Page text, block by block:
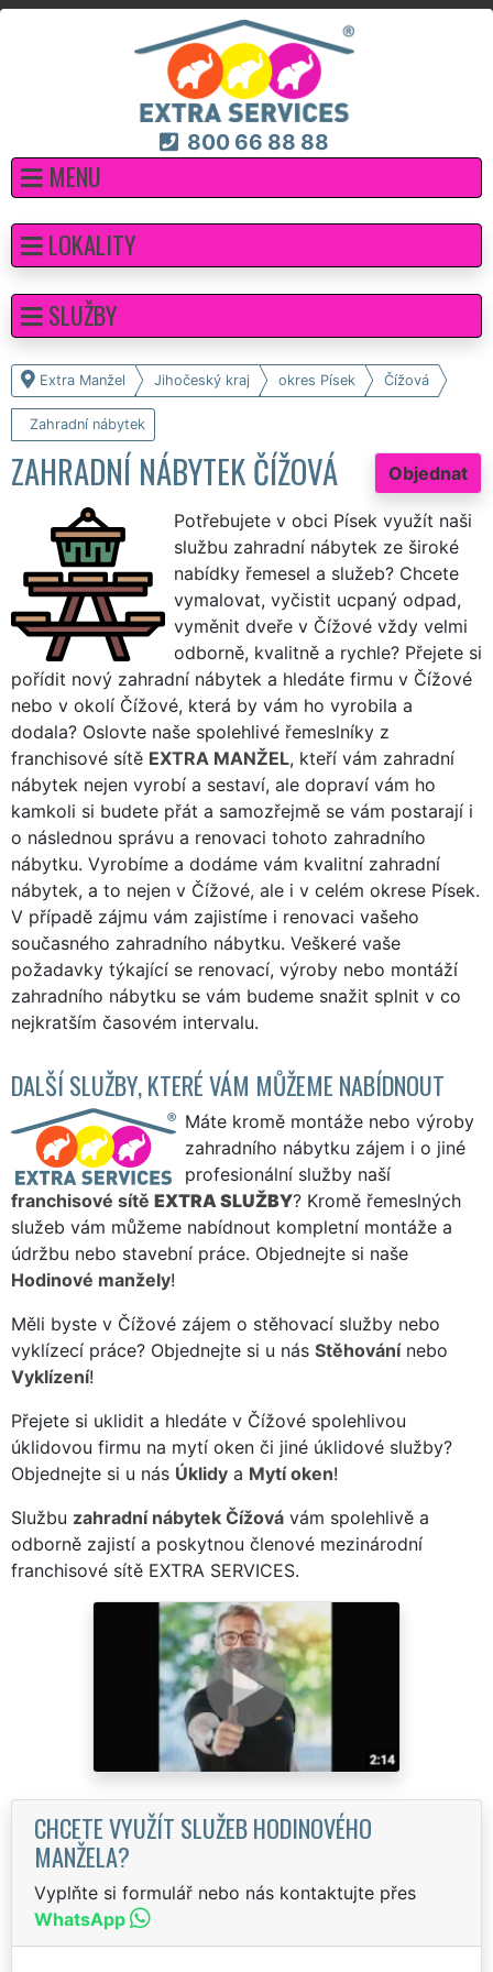
800 66 88 88
MENU
Extra Manžel Jihočeský kraj okres Písek Čížová
Zahradní nábytek
Objednat
ZAHRADNÍ NÁBYTEK ČÍŽOVÁ
Potřebujete v obci Písek využít naši
službu zahradní nábytek ze široké
nabídky řemesel a služeb? Chcete
vymalovat, vyčistit ucpaný odpad,
vyměnit dveře v Čížové vždy velmi
odborně, kvalitně a rychle? Přejete si
pořídit nový zahradní nábytek a hledáte firmu v Čížové
nebo v okolí Čížové, která by vám ho vyrobila a
dodala? Oslovte naše spolehlivé řemeslníky z
franchisové sítě EXTRA MANŽEL, kteří vám zahradní
nábytek nejen vyrobí a sestaví, ale dopraví vám ho
kamkoli si budete přát a samozřejmě se vám postarají i
o následnou správu a renovaci tohoto zahradního
nábytku. Vyrobíme a dodáme vám kvalitní zahradní
nábytek, a to nejen v Čížové, ale i v celém okrese Písek.
V případě zájmu vám zajistíme i renovaci vašeho
současného zahradního nábytku. Veškeré vaše
požadavky týkající se renovací, výroby nebo montáží
zahradního nábytku se vám budeme snažit splnit v co
nejkratším časovém intervalu.
DALŠÍ SLUŽBY, KTERÉ VÁM MŮŽEME NABÍDNOUT
Máte kromě montáže nebo výroby
zahradního nábytku zájem i o jiné
profesionální služby naší
franchisové sítě EXTRA SLUŽBY? Kromě řemeslných
služeb vám můžeme nabídnout kompletní montáže a
údržbu nebo stavební práce. Objednejte si naše
Hodinové manžely!
Měli byste v Čížové zájem o stěhovací služby nebo
vyklízecí práce? Objednejte si u nás Stěhovánínebo
Vyklízení!
Přejete si uklidit a hledáte v Čížové spolehlivou
úklidovou firmu na mytí oken či jiné úklidové služby?
Objednejte si u nás Úklidy a Mytí oken!
Službu zahradní nábytek Čížová vám spolehlivě a
odborně zajistí a poskytnou členové mezinárodní
franchisové sítě EXTRA SERVICES.
CHCETE VYUŽÍT SLUŽEB HODINOVÉHO
MANŽELA?
Vyplňte si formulář nebo nás kontaktujte přes
WhatsApp
LOKALITY
SLUŽBY